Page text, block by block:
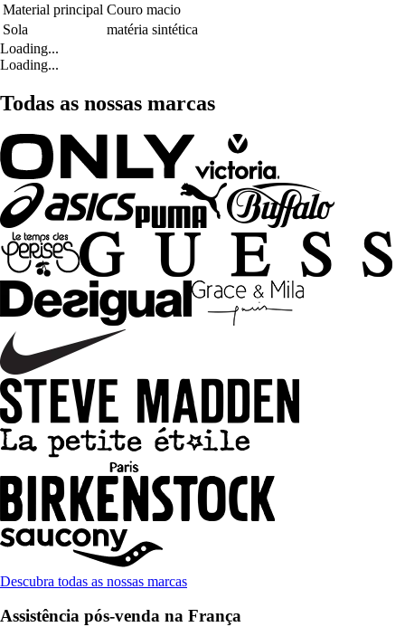
Material principal Couro macio
Sola
matéria sintética
Loading...
Loading...
Todas as nossas marcas
Descubra todas as nossas marcas
Assistência pós-venda na França